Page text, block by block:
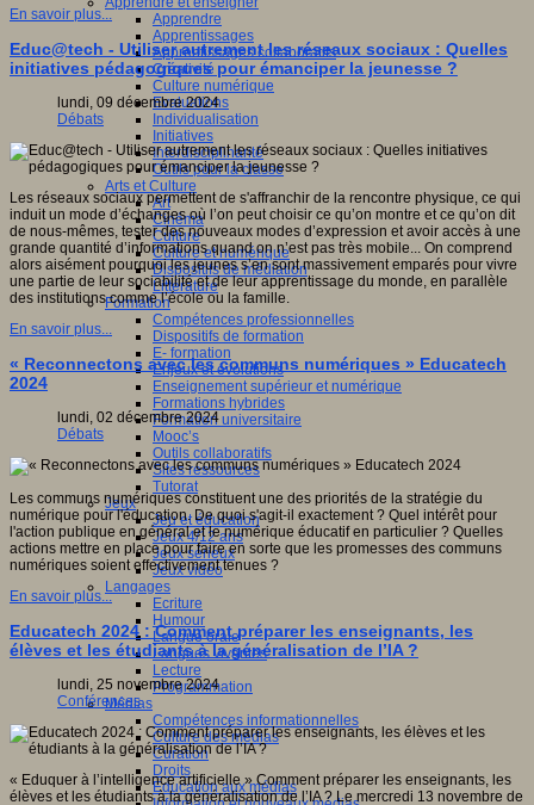
Apprendre
Apprentissages
Apprentissages collaboratifs
Créativité
Culture numérique
Evaluations
Individualisation
Initiatives
Interdisciplinarité
Outils pour la classe
Arts et Culture
Art
Cinéma
Culture
Culture et numérique
Dispositifs de médiation
Littérature
Formation
Compétences professionnelles
Dispositifs de formation
E- formation
Enjeux et évolutions
Enseignement supérieur et numérique
Formations hybrides
Formation universitaire
Mooc’s
Outils collaboratifs
Sites ressources
Tutorat
Jeux
Jeu et éducation
Jeux 4/12 ans
Jeux sérieux
Jeux vidéo
Langages
Ecriture
Humour
Langue orale
Langues vivantes
Lecture
Programmation
Médias
Compétences informationnelles
Culture des médias
Curation
Droits
Education aux médias
En savoir plus...
Educ@tech - Utiliser autrement les réseaux sociaux : Quelles
initiatives pédagogiques pour émanciper la jeunesse ?
lundi, 09 décembre 2024
Débats
Les réseaux sociaux permettent de s'affranchir de la rencontre physique, ce qui
induit un mode d’échanges où l’on peut choisir ce qu’on montre et ce qu’on dit
de nous-mêmes, tester des nouveaux modes d’expression et avoir accès à une
grande quantité d’informations quand on n’est pas très mobile... On comprend
alors aisément pourquoi les jeunes s’en sont massivement emparés pour vivre
une partie de leur sociabilité et de leur apprentissage du monde, en parallèle
des institutions comme l’école ou la famille.
En savoir plus...
« Reconnectons avec les communs numériques » Educatech
2024
lundi, 02 décembre 2024
Débats
Les communs numériques constituent une des priorités de la stratégie du
numérique pour l'éducation. De quoi s'agit-il exactement ? Quel intérêt pour
l'action publique en général et le numérique éducatif en particulier ? Quelles
actions mettre en place pour faire en sorte que les promesses des communs
numériques soient effectivement tenues ?
En savoir plus...
Educatech 2024 : Comment préparer les enseignants, les
élèves et les étudiants à la généralisation de l’IA ?
lundi, 25 novembre 2024
Conférences
« Eduquer à l’intelligence artificielle » Comment préparer les enseignants, les
élèves et les étudiants à la généralisation de l’IA ? Le mercredi 13 novembre de